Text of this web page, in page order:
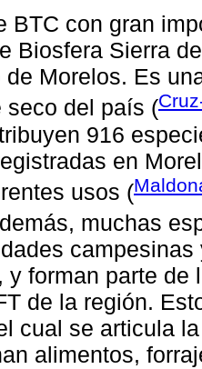
BTC con gran
Biosfera Sierra
de Morelos. Es
seco del país (
916
en
usos (
muchas
y forman parte
de la región.
cual se articula
alimentos,